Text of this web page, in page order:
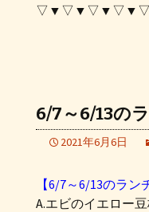
6/7～6/13の
2021年6月6日
【6/7～6/13のラン
A.エビのイエロー